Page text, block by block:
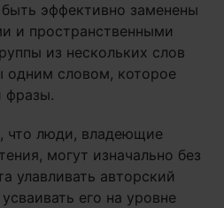
эффективно заменены
и пространственными
из нескольких слов
одним словом, которое
фразы.
что люди, владеющие
могут изначально без
улавливать авторский
его на уровне